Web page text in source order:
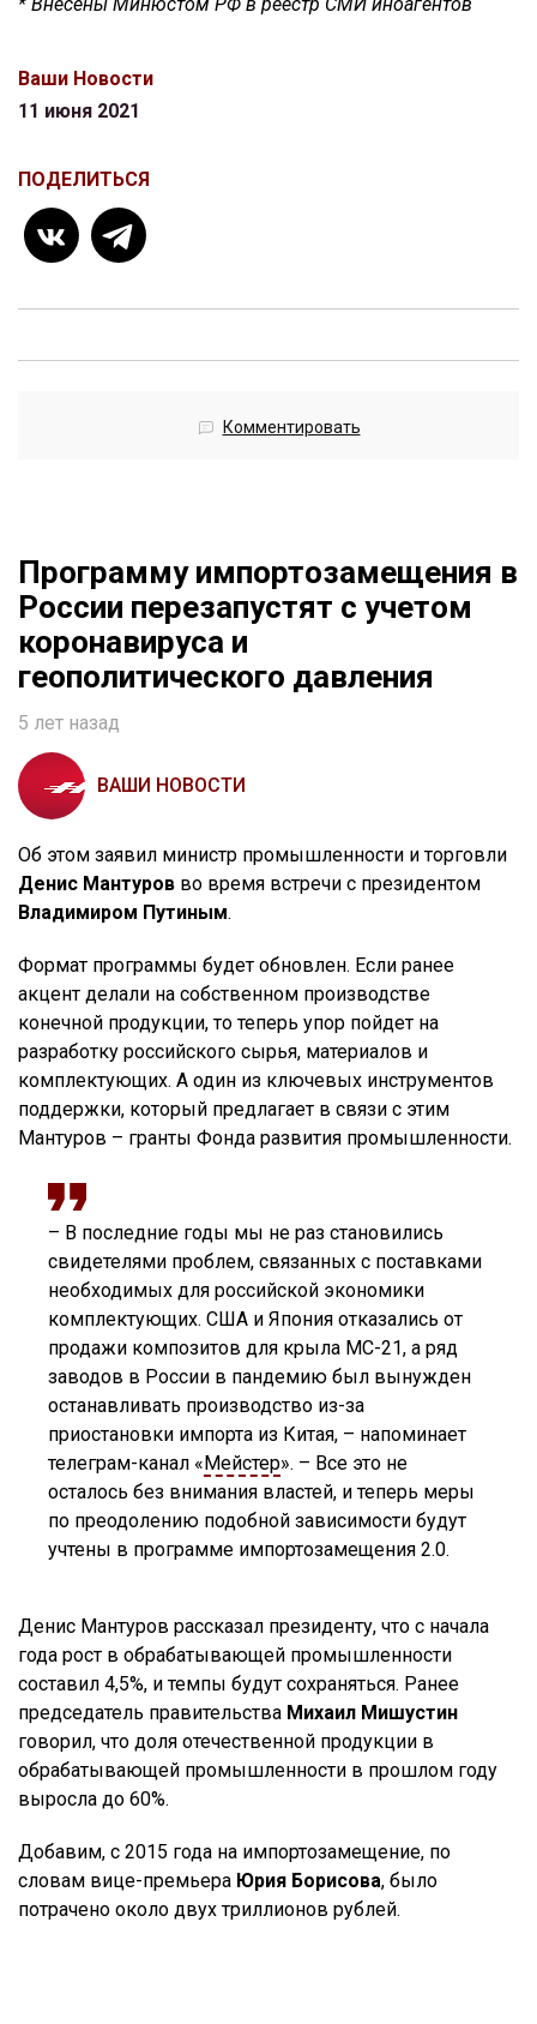
Ваши Новости
11 июня 2021
ПОДЕЛИТЬСЯ
Комментировать
Программу импортозамещения в
России перезапустят с учетом
коронавируса и
геополитического давления
5 лет назад
ВАШИ НОВОСТИ
Об этом заявил министр промышленности и торговли
Денис Мантуров во время встречи с президентом
Владимиром Путиным.
Формат программы будет обновлен. Если ранее
акцент делали на собственном производстве
конечной продукции, то теперь упор пойдет на
разработку российского сырья, материалов и
комплектующих. А один из ключевых инструментов
поддержки, который предлагает в связи с этим
Мантуров – гранты Фонда развития промышленности.
– В последние годы мы не раз становились
свидетелями проблем, связанных с поставками
необходимых для российской экономики
комплектующих. США и Япония отказались от
продажи композитов для крыла МС-21, а ряд
заводов в России в пандемию был вынужден
останавливать производство из-за
приостановки импорта из Китая, – напоминает
телеграм-канал « Мейстер». – Все это не
осталось без внимания властей, и теперь меры
по преодолению подобной зависимости будут
учтены в программе импортозамещения 2.0.
Денис Мантуров рассказал президенту, что с начала
года рост в обрабатывающей промышленности
составил 4,5%, и темпы будут сохраняться. Ранее
председатель правительства Михаил Мишустин
говорил, что доля отечественной продукции в
обрабатывающей промышленности в прошлом году
выросла до 60%.
Добавим, с 2015 года на импортозамещение, по
словам вице-премьера Юрия Борисова, было
потрачено около двух триллионов рублей.